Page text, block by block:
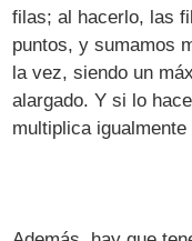
filas; al hacerlo, las
puntos, y sumamos
la vez, siendo un
alargado. Y si lo
multiplica